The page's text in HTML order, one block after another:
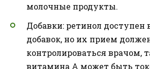
молочные продукты.
Добавки: ретинол доступен
добавок, но их прием
контролироваться врачом,
витамина А может быть